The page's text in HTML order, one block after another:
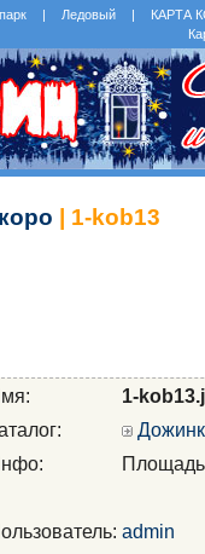
| Ледовый |
КАРТА
| 1-kob13
1-
Площадь
admin